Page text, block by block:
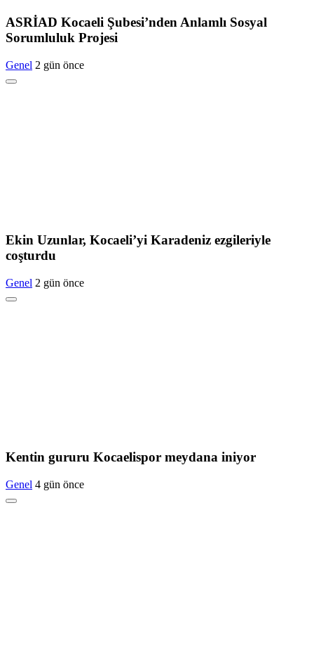
ASRİAD Kocaeli Şubesi’nden Anlamlı Sosyal
Sorumluluk Projesi
Genel 2 gün önce
Ekin Uzunlar, Kocaeli’yi Karadeniz ezgileriyle
coşturdu
Genel 2 gün önce
Kentin gururu Kocaelispor meydana iniyor
Genel 4 gün önce